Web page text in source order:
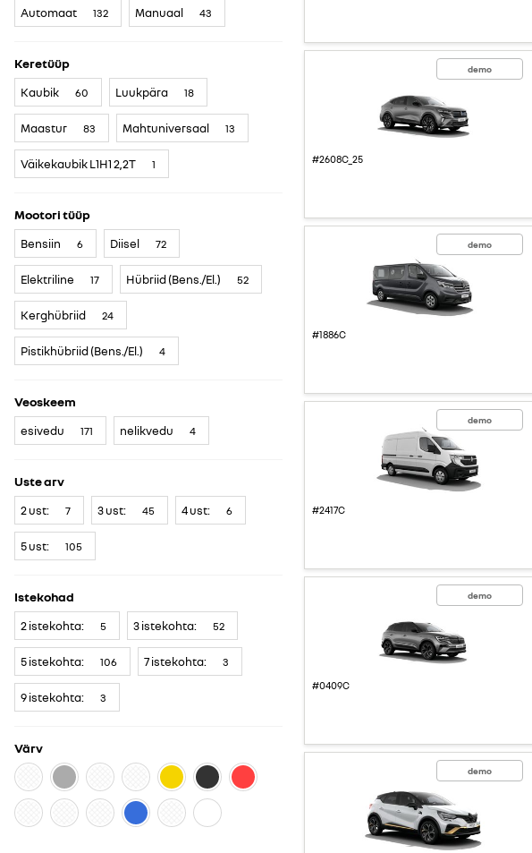
Automaat 132 Manuaal 43
Keretüüp
Kaubik 60 Luukpära 18
Maastur 83 Mahtuniversaal 13
Väikekaubik L1H1 2,2T 1
Mootori tüüp
Bensiin 6 Diisel 72
Elektriline 17 Hübriid (Bens./El.) 52
Kerghübriid 24
Pistikhübriid (Bens./El.) 4
Veoskeem
esivedu 171 nelikvedu 4
Uste arv
2 ust: 7 3 ust: 45 4 ust: 6
5 ust: 105
Istekohad
2 istekohta: 5 3 istekohta: 52
5 istekohta: 106 7 istekohta: 3
9 istekohta: 3
Värv
demo
#2608C_25
demo
#1886C
demo
#2417C
demo
#0409C
demo